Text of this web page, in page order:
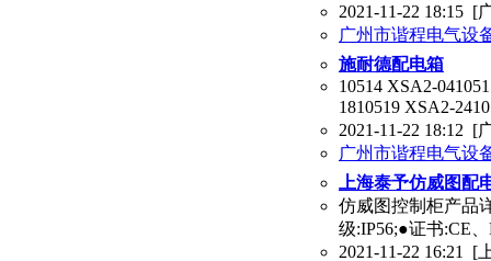
2021-11-22 18:15 [
广州市谐程电气设
施耐德配电箱
10514 XSA2-
1810519 XSA2-
2021-11-22 18:12 [
广州市谐程电气设
上海泰予仿威图
仿威图控制柜产品
级:IP56;●证书:CE
2021-11-22 16:21 [